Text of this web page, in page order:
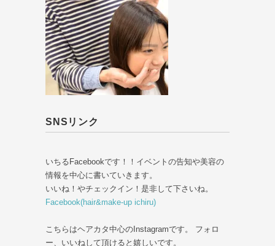
SNSリンク
いちるFacebookです！！イベントの告知や美容の
情報を中心に書いていきます。
いいね！やチェックイン！是非して下さいね。
Facebook(hair&make-up ichiru)
こちらはヘアカタ中心のInstagramです。 フォロ
ー、いいねして頂けると嬉しいです。